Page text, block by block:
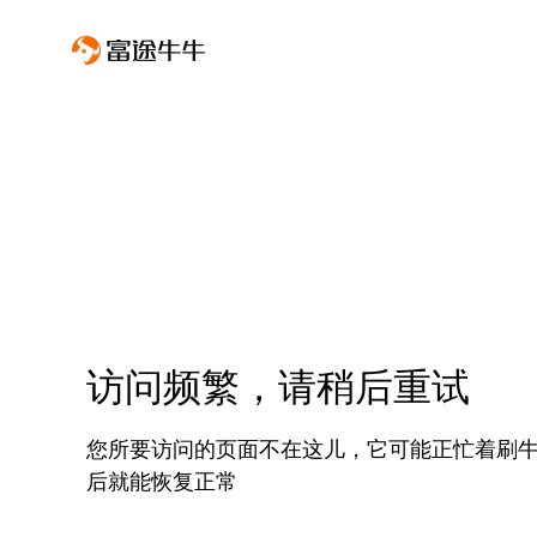
访问频繁，请稍后重试
您所要访问的页面不在这儿，它可能正忙着刷
后就能恢复正常